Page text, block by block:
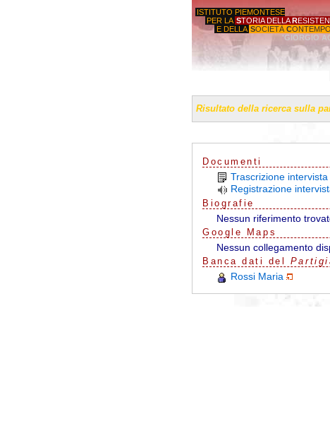
ISTITUTO PIEMONTESE
PER LA STORIA DELLA R
E DELLA SOCIETÀ C
'GIORGIO
Risultato della ricerca sulla
Documenti
Trascrizione
Registrazione
Biografie
Nessun riferimento
G oo g e Maps
Nessun collegamento
Banca dati del
Rossi Maria